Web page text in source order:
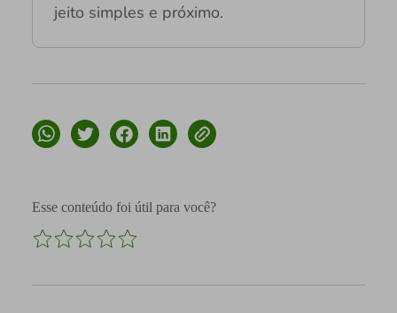
jeito simples e próximo.
Esse conteúdo foi útil para você?